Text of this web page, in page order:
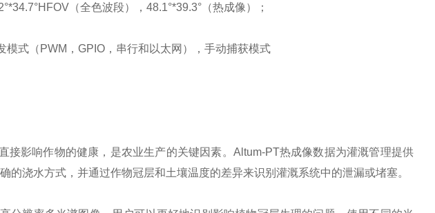
（全色波段），48.1°*39.3°（热成像）；
式（PWM，GPIO，串行和以太网），手动捕获模式
接影响作物的健康，是农业生产的关键因素。Altum-PT热成像数据为灌溉管理提供
的浇水方式，并通过作物冠层和土壤温度的差异来识别灌溉系统中的泄漏或堵塞。